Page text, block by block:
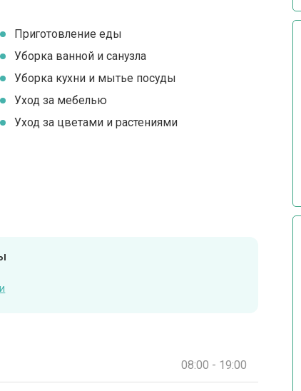
Приготовление еды
Уборка ванной и санузла
Уборка кухни и мытье посуды
Уход за мебелью
Уход за цветами и растениями
08:00 - 19:00